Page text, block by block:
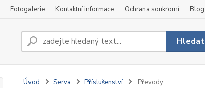
Fotogalerie Kontaktní informace Ochrana soukromí Blog
Hledat
Úvod Serva Příslušenství Převody